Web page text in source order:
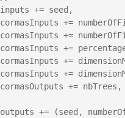
inputs += seed,
cormasInputs +=
cormasInputs +=
cormasInputs +=
cormasInputs +=
cormasInputs +=
cormasOutputs += nbTrees,
outputs += (seed,